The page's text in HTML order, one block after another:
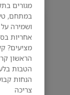
מגורים
במתחם,
ושמירה
אחריות
מציעים?
הראשון
הטבות
הנחות
צריכה